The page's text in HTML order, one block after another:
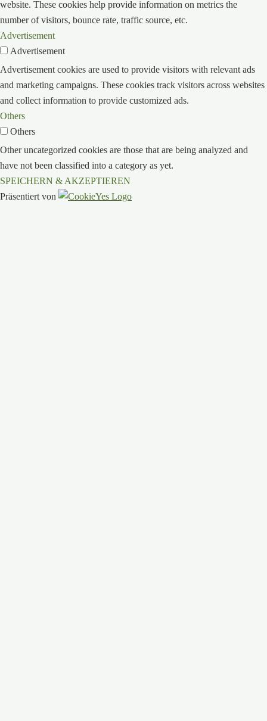
website. These cookies help provide information on metrics the
number of visitors, bounce rate, traffic source, etc.
Advertisement
Advertisement
Advertisement cookies are used to provide visitors with relevant ads
and marketing campaigns. These cookies track visitors across websites
and collect information to provide customized ads.
Others
Others
Other uncategorized cookies are those that are being analyzed and
have not been classified into a category as yet.
SPEICHERN & AKZEPTIEREN
Präsentiert von